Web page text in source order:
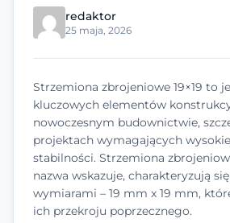
redaktor
25 maja, 2026
Strzemiona zbrojeniowe 19×19 to
kluczowych elementów
nowoczesnym budownictwie,
projektach wymagających
stabilności. Strzemiona
nazwa wskazuje, charakteryzują
wymiarami – 19 mm x 19 mm,
ich przekroju poprzecznego.